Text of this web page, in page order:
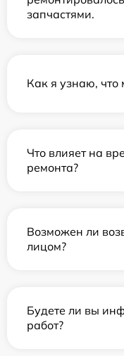
запчастями.
Как я узнаю, что
Что влияет на
ремонта?
Возможен ли
лицом?
Будете ли вы
работ?